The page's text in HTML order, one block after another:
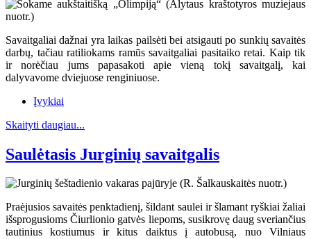
Savaitgaliai dažnai yra laikas pailsėti bei atsigauti po sunkių savaitės
darbų, tačiau ratiliokams ramūs savaitgaliai pasitaiko retai. Kaip tik
ir norėčiau jums papasakoti apie vieną tokį savaitgalį, kai
dalyvavome dviejuose renginiuose.
Įvykiai
Skaityti daugiau...
Saulėtasis Jurginių savaitgalis
Praėjusios savaitės penktadienį, šildant saulei ir šlamant ryškiai žaliai
išsprogusioms Čiurlionio gatvės liepoms, susikrovę daug sveriančius
tautinius kostiumus ir kitus daiktus į autobusą, nuo Vilniaus